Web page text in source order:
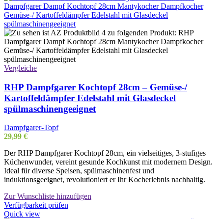
Vergleiche
RHP Dampfgarer Kochtopf 28cm – Gemüse-/
Kartoffeldämpfer Edelstahl mit Glasdeckel
spülmaschinengeeignet
Dampfgarer-Topf
29,99 €
Der RHP Dampfgarer Kochtopf 28cm, ein vielseitiges, 3-stufiges
Küchenwunder, vereint gesunde Kochkunst mit modernem Design.
Ideal für diverse Speisen, spülmaschinenfest und
induktionsgeeignet, revolutioniert er Ihr Kocherlebnis nachhaltig.
Zur Wunschliste hinzufügen
Verfügbarkeit prüfen
Quick view